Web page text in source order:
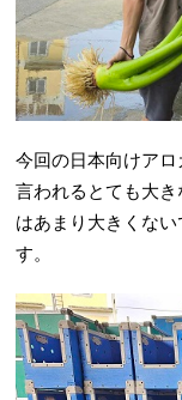
今回の日本向けア
言われるとても大
はあまり大きくな
す。